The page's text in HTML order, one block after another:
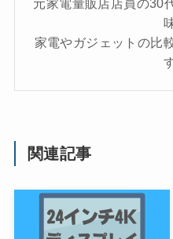
元家電量販店店員の30
家電やガジェットの比
関連記事